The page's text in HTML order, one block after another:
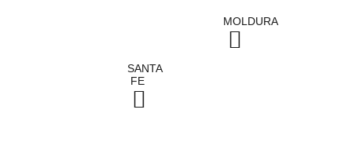
SANTA
FE
MOLDURA